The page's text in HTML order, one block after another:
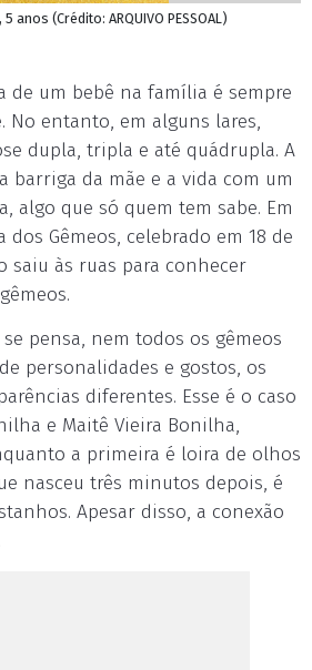
anos (Crédito: ARQUIVO PESSOAL)
de um bebê na família é sempre
No entanto, em alguns lares,
dupla, tripla e até quádrupla. A
barriga da mãe e a vida com um
algo que só quem tem sabe. Em
dos Gêmeos, celebrado em 18 de
saiu às ruas para conhecer
pensa, nem todos os gêmeos
personalidades e gostos, os
diferentes. Esse é o caso
e Maitê Vieira Bonilha,
a primeira é loira de olhos
nasceu três minutos depois, é
Apesar disso, a conexão